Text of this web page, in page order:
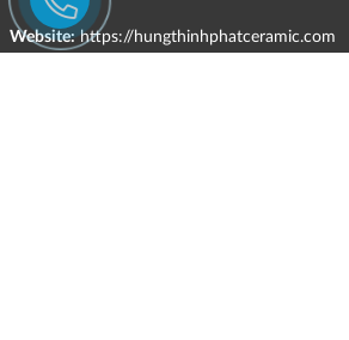
Website: https://hungthinhphatceramic.com